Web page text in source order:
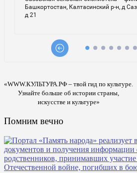
«WWW.КУЛЬТУРА.РФ – твой гид по культуре.
Узнайте больше об истории страны,
искусстве и культуре»
Помним вечно